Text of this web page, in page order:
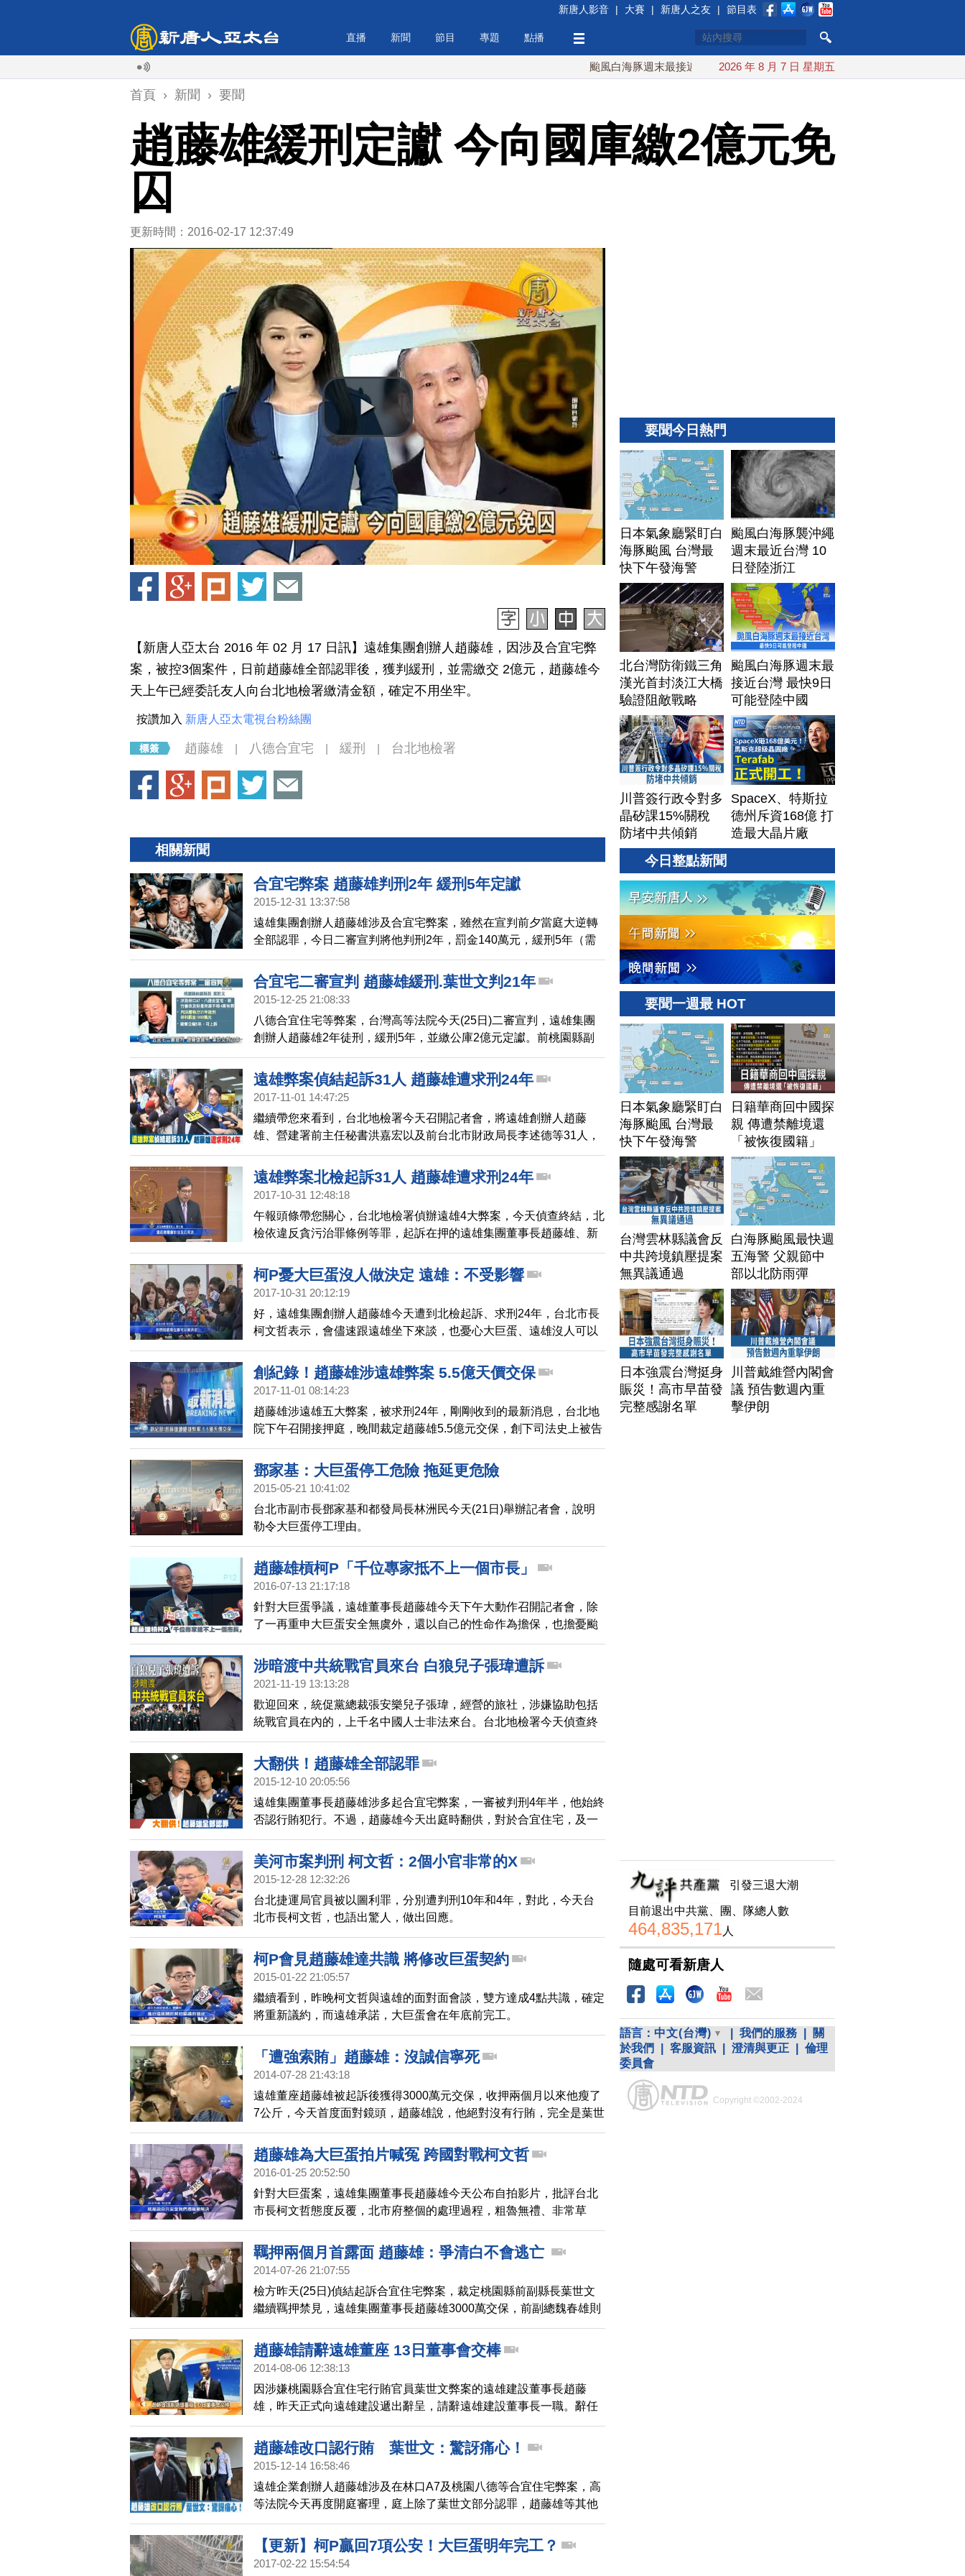
新唐人影音 | 大賽 | 新唐人之友 | 節目表
直播 新聞 節目 專題 點播
颱風白海豚週末最接近台灣 最快9日可能登陸中國 台灣漢光首結合城鎮演習 AIT
2026 年 8 月 7 日 星期五
首頁 › 新聞 › 要聞
趙藤雄緩刑定讞 今向國庫繳2億元免
囚
更新時間：2016-02-17 12:37:49
【新唐人亞太台 2016 年 02 月 17 日訊】遠雄集團創辦人趙藤雄，因涉及合宜宅弊
案，被控3個案件，日前趙藤雄全部認罪後，獲判緩刑，並需繳交 2億元，趙藤雄今
天上午已經委託友人向台北地檢署繳清金額，確定不用坐牢。
按讚加入 新唐人亞太電視台粉絲團
趙藤雄 八德合宜宅 緩刑 台北地檢署
相關新聞
合宜宅弊案 趙藤雄判刑2年 緩刑5年定讞
2015-12-31 13:37:58
遠雄集團創辦人趙藤雄涉及合宜宅弊案，雖然在宣判前夕當庭大逆轉
全部認罪，今日二審宣判將他判刑2年，罰金140萬元，緩刑5年（需
繳公庫2億），全案定讞。同案被告、前營建署長葉世文則被重判21
年，但他涉及收賄罪仍可上訴最高法院，尚未定讞。
合宜宅二審宣判 趙藤雄緩刑.葉世文判21年
2015-12-25 21:08:33
八德合宜住宅等弊案，台灣高等法院今天(25日)二審宣判，遠雄集團
創辦人趙藤雄2年徒刑，緩刑5年，並繳公庫2億元定讞。前桃園縣副
縣長葉世文判21年徒刑，併科罰金1000萬元，褫奪公權5年，還可上
訴。而今天趙藤雄等5名被告都沒有到庭聽判。
遠雄弊案偵結起訴31人 趙藤雄遭求刑24年
2017-11-01 14:47:25
繼續帶您來看到，台北地檢署今天召開記者會，將遠雄創辦人趙藤
雄、營建署前主任秘書洪嘉宏以及前台北市財政局長李述德等31人，
依圖利罪、貪污治罪條例等等罪起訴，求處24年到9年不等的有期徒
刑。
遠雄弊案北檢起訴31人 趙藤雄遭求刑24年
2017-10-31 12:48:18
午報頭條帶您關心，台北地檢署偵辦遠雄4大弊案，今天偵查終結，北
檢依違反貪污治罪條例等罪，起訴在押的遠雄集團董事長趙藤雄、新
北市議員周勝考等31人。
柯P憂大巨蛋沒人做決定 遠雄：不受影響
2017-10-31 20:12:19
好，遠雄集團創辦人趙藤雄今天遭到北檢起訴、求刑24年，台北市長
柯文哲表示，會儘速跟遠雄坐下來談，也憂心大巨蛋、遠雄沒人可以
做決定，遠雄則表示，會配合調查，集團的決策以及營運，不會受到
影響。
創紀錄！趙藤雄涉遠雄弊案 5.5億天價交保
2017-11-01 08:14:23
趙藤雄涉遠雄五大弊案，被求刑24年，剛剛收到的最新消息，台北地
院下午召開接押庭，晚間裁定趙藤雄5.5億元交保，創下司法史上被告
交保金額最高紀錄。
鄧家基：大巨蛋停工危險 拖延更危險
2015-05-21 10:41:02
台北市副市長鄧家基和都發局長林洲民今天(21日)舉辦記者會，說明
勒令大巨蛋停工理由。
趙藤雄槓柯P「千位專家抵不上一個市長」
2016-07-13 21:17:18
針對大巨蛋爭議，遠雄董事長趙藤雄今天下午大動作召開記者會，除
了一再重申大巨蛋安全無虞外，還以自己的性命作為擔保，也擔憂颱
風季來臨，市府不做為所造成的安全問題。
涉暗渡中共統戰官員來台 白狼兒子張瑋遭訴
2021-11-19 13:13:28
歡迎回來，統促黨總裁張安樂兒子張瑋，經營的旅社，涉嫌協助包括
統戰官員在內的，上千名中國人士非法來台。台北地檢署今天偵查終
結，依台灣地區與大陸地區人民關係條例起訴張瑋夫婦等10人。檢警
調查，中國人士獲准來台後，台灣的旅行社便給人頭協會每名旅客新
台幣2000元費用。初步核對旅客名單，發現有中國統戰官員名列其
旅行社安排的參訪行程不少與竹聯幫、中華統一促進黨相關，懷疑這
些中國人士來台目的不單純。
大翻供！趙藤雄全部認罪
2015-12-10 20:05:56
遠雄集團董事長趙藤雄涉多起合宜宅弊案，一審被判刑4年半，他始終
否認行賄犯行。不過，趙藤雄今天出庭時翻供，對於合宜住宅，及一
審獲判無罪的新竹眷改案，都一併認罪，坦承行賄。新竹市政府晚間
發聲明表示，遠雄承攬新竹眷改相關案件，都是由營建署招標辦理，
新竹市府並沒有參與。
美河市案判刑 柯文哲：2個小官非常的X
2015-12-28 12:32:26
台北捷運局官員被以圖利罪，分別遭判刑10年和4年，對此，今天台
北市長柯文哲，也語出驚人，做出回應。
柯P會見趙藤雄達共識 將修改巨蛋契約
2015-01-22 21:05:57
繼續看到，昨晚柯文哲與遠雄的面對面會談，雙方達成4點共識，確定
將重新議約，而遠雄承諾，大巨蛋會在年底前完工。
「遭強索賄」趙藤雄：沒誠信寧死
2014-07-28 21:43:18
遠雄董座趙藤雄被起訴後獲得3000萬元交保，收押兩個月以來他瘦了
7公斤，今天首度面對鏡頭，趙藤雄說，他絕對沒有行賄，完全是葉世
文、蔡仁惠「強求強要」。
趙藤雄為大巨蛋拍片喊冤 跨國對戰柯文哲
2016-01-25 20:52:50
針對大巨蛋案，遠雄集團董事長趙藤雄今天公布自拍影片，批評台北
市長柯文哲態度反覆，北市府整個的處理過程，粗魯無禮、非常草
率，台北市長柯文哲今天在日本考察行程中回應，公共安全的問題，
北市府不會退讓。
羈押兩個月首露面 趙藤雄：爭清白不會逃亡
2014-07-26 21:07:55
檢方昨天(25日)偵結起訴合宜住宅弊案，裁定桃園縣前副縣長葉世文
繼續羈押禁見，遠雄集團董事長趙藤雄3000萬交保，前副總魏春雄則
以五百萬元交保。羈押兩個月後首度露面，趙藤雄臉上神情輕鬆許
多。對於檢方起訴書指他賄賂官員，再將成本轉嫁給弱勢民眾，成就
開發霸業，趙藤雄表示是誤解。還強調公司有不少業務待他統籌，絕
趙藤雄請辭遠雄董座 13日董事會交棒
2014-08-06 12:38:13
因涉嫌桃園縣合宜住宅行賄官員葉世文弊案的遠雄建設董事長趙藤
雄，昨天正式向遠雄建設遞出辭呈，請辭遠雄建設董事長一職。辭任
日期寫8月14日；遠雄表示，遠雄將於8月13日召開董事會推選新任董
事長，預計是由趙藤雄長子趙文嘉將接棒。
趙藤雄改口認行賄 葉世文：驚訝痛心！
2015-12-14 16:58:46
遠雄企業創辦人趙藤雄涉及在林口A7及桃園八德等合宜住宅弊案，高
等法院今天再度開庭審理，庭上除了葉世文部分認罪，趙藤雄等其他
人都全部認罪，請求從輕量刑，予以緩刑。對於今天趙藤雄說全部認
罪，葉世文表示，感到非常的訝異和痛心。全案將在12月25日下午4
點宣判。
【更新】柯P贏回7項公安！大巨蛋明年完工？
2017-02-22 15:54:54
要聞今日熱門
日本氣象廳緊盯白
海豚颱風 台灣最
快下午發海警
颱風白海豚襲沖繩
週末最近台灣 10
日登陸浙江
北台灣防衛鐵三角
漢光首封淡江大橋
驗證阻敵戰略
颱風白海豚週末最
接近台灣 最快9日
可能登陸中國
川普簽行政令對多
晶矽課15%關稅
防堵中共傾銷
SpaceX、特斯拉
德州斥資168億 打
造最大晶片廠
Terafab
今日整點新聞
要聞一週最 HOT
日本氣象廳緊盯白
海豚颱風 台灣最
快下午發海警
日籍華商回中國探
親 傳遭禁離境還
「被恢復國籍」
台灣雲林縣議會反
中共跨境鎮壓提案
無異議通過
白海豚颱風最快週
五海警 父親節中
部以北防雨彈
日本強震台灣挺身
賑災！高市早苗發
完整感謝名單
川普戴維營內閣會
議 預告數週內重
擊伊朗
引發三退大潮
目前退出中共黨、團、隊總人數
464,835,171人
隨處可看新唐人
語言： 中文(台灣) 我們的服務
關
於我們
客服資訊 澄清與更正
倫理
委員會
Copyright ©2002-2024